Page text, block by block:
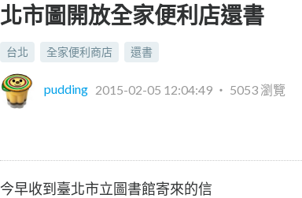
北市圖開放全家便利店還書
台北 全家便利商店 還書
pudding 2015-02-05 12:04:49 ‧ 5053 瀏覽
今早收到臺北市立圖書館寄來的信